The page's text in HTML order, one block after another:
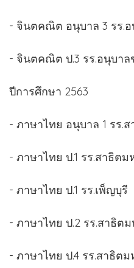
- จินตคณิต อนุบาล 3 รร.
- จินตคณิต ป.3 รร.อนุบา
ปีการศึกษา 2563
- ภาษาไทย อนุบาล 1 รร.
- ภาษาไทย ป.1 รร.สาธิต
- ภาษาไทย ป.1 รร.เพ็ญบุรี
- ภาษาไทย ป.2 รร.สาธิต
- ภาษาไทย ป.4 รร.สาธิต